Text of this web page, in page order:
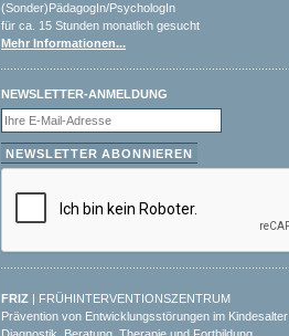
(Sonder)PädagogIn/PsychologIn
für ca. 15 Stunden monatlich gesucht
Mehr Informationen...
NEWSLETTER-ANMELDUNG
FRIZ | FRÜHINTERVENTIONSZENTRUM
Prävention von Entwicklungsstörungen im Kindesalter